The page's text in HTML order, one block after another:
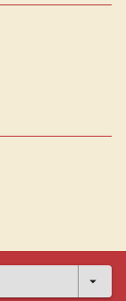
arrow_drop_down